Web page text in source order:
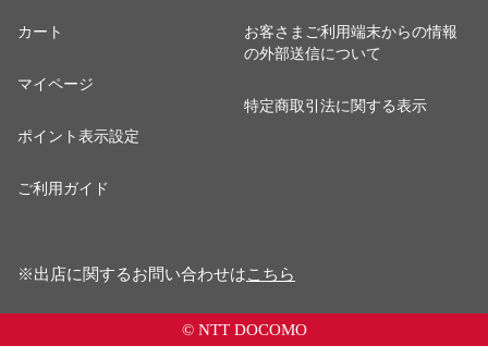
カート
マイページ
ポイント表示設定
ご利用ガイド
お客さまご利用端末からの情報
の外部送信について
特定商取引法に関する表示
※出店に関するお問い合わせはこちら
© NTT DOCOMO